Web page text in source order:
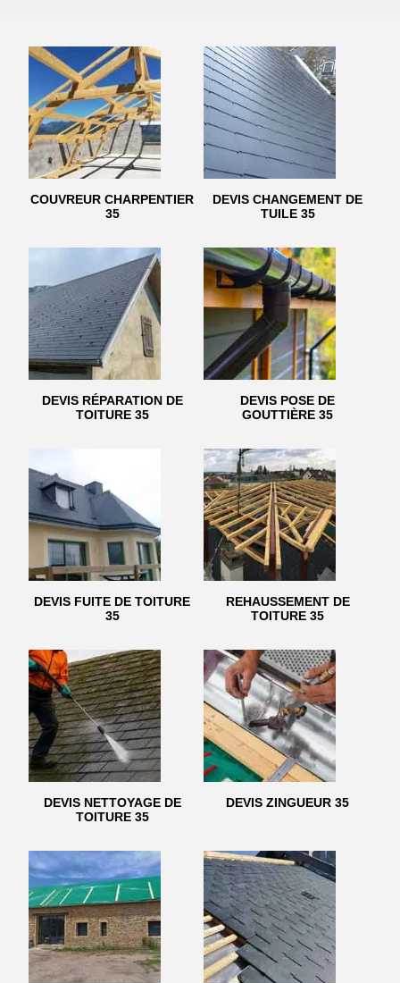
COUVREUR CHARPENTIER
35
DEVIS CHANGEMENT DE
TUILE 35
DEVIS RÉPARATION DE
TOITURE 35
DEVIS POSE DE
GOUTTIÈRE 35
DEVIS FUITE DE TOITURE
35
REHAUSSEMENT DE
TOITURE 35
DEVIS NETTOYAGE DE
TOITURE 35
DEVIS ZINGUEUR 35